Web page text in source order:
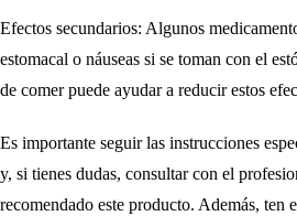
Efectos secundarios: Algunos
estomacal o náuseas si se toman con el
de comer puede ayudar a reducir estos
Es importante seguir las instrucciones
y, si tienes dudas, consultar con el
recomendado este producto. Además, ten